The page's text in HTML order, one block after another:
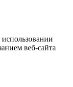
веб-сайта